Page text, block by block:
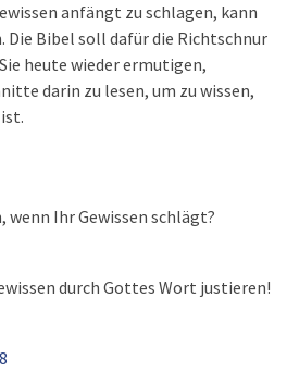
anfängt zu schlagen, kann
Die Bibel soll dafür die Richtschnur
heute wieder ermutigen,
darin zu lesen, um zu wissen,
wenn Ihr Gewissen schlägt?
durch Gottes Wort justieren!